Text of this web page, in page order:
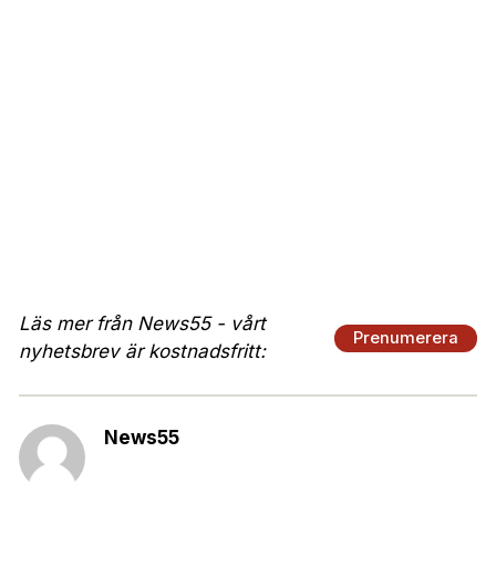
Läs mer från News55 - vårt
nyhetsbrev är kostnadsfritt:
Prenumerera
News55